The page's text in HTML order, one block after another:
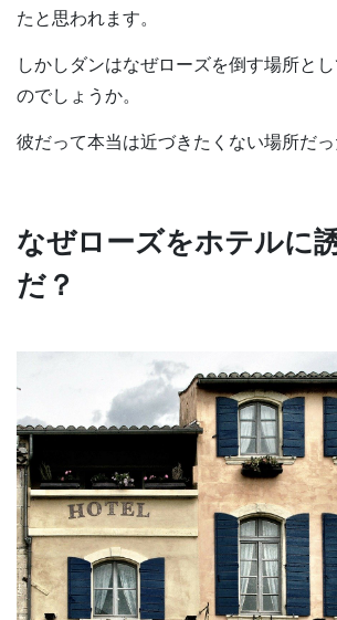
たと思われます。
しかしダンはなぜローズを倒す場所と
のでしょうか。
彼だって本当は近づきたくない場所だっ
なぜローズをホテルに
だ？